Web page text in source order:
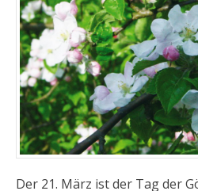
Der 21. März ist der Tag der